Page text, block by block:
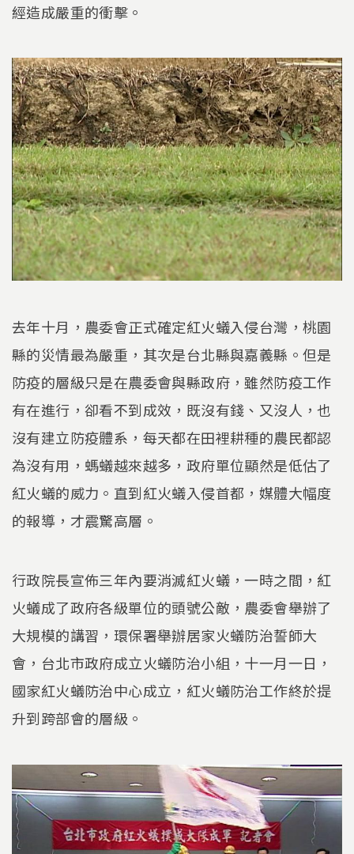
經造成嚴重的衝擊。
去年十月，農委會正式確定紅火蟻入侵台灣，桃園
縣的災情最為嚴重，其次是台北縣與嘉義縣。但是
防疫的層級只是在農委會與縣政府，雖然防疫工作
有在進行，卻看不到成效，既沒有錢、又沒人，也
沒有建立防疫體系，每天都在田裡耕種的農民都認
為沒有用，螞蟻越來越多，政府單位顯然是低估了
紅火蟻的威力。直到紅火蟻入侵首都，媒體大幅度
的報導，才震驚高層。
行政院長宣佈三年內要消滅紅火蟻，一時之間，紅
火蟻成了政府各級單位的頭號公敵，農委會舉辦了
大規模的講習，環保署舉辦居家火蟻防治誓師大
會，台北市政府成立火蟻防治小組，十一月一日，
國家紅火蟻防治中心成立，紅火蟻防治工作終於提
升到跨部會的層級。